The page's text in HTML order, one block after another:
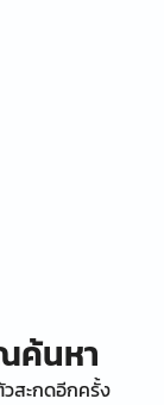
ค้นหา
สะกดอีกครั้ง